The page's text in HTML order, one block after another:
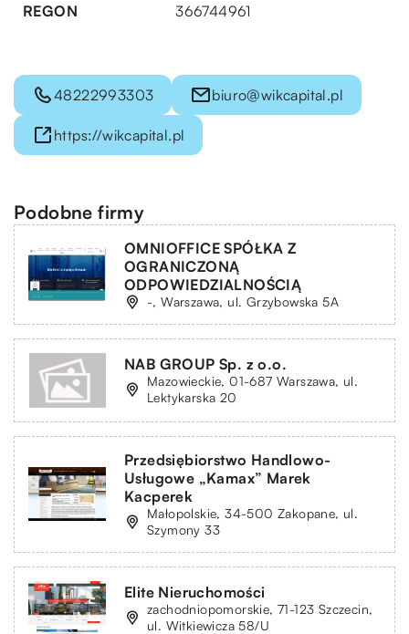
REGON 366744961
48222993303 biuro@wikcapital.pl
https://wikcapital.pl
Podobne firmy
OMNIOFFICE SPÓŁKA Z
OGRANICZONĄ
ODPOWIEDZIALNOŚCIĄ
-, Warszawa, ul. Grzybowska 5A
NAB GROUP Sp. z o.o.
Mazowieckie, 01-687 Warszawa, ul.
Lektykarska 20
Przedsiębiorstwo Handlowo-
Usługowe „Kamax” Marek
Kacperek
Małopolskie, 34-500 Zakopane, ul.
Szymony 33
Elite Nieruchomości
zachodniopomorskie, 71-123 Szczecin,
ul. Witkiewicza 58/U